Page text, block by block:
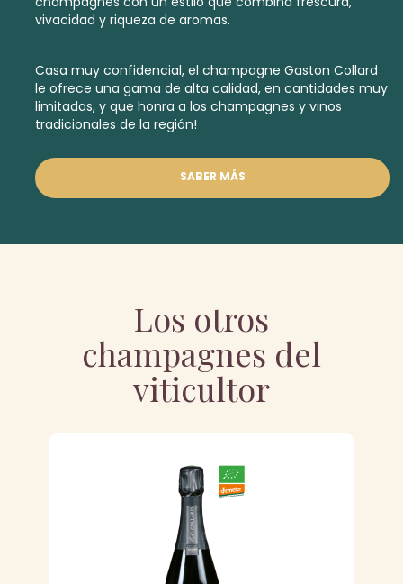
vivacidad y riqueza de aromas.
Casa muy confidencial, el champagne Gaston Collard
le ofrece una gama de alta calidad, en cantidades muy
limitadas, y que honra a los champagnes y vinos
tradicionales de la región!
SABER MÁS
Los otros
champagnes del
viticultor